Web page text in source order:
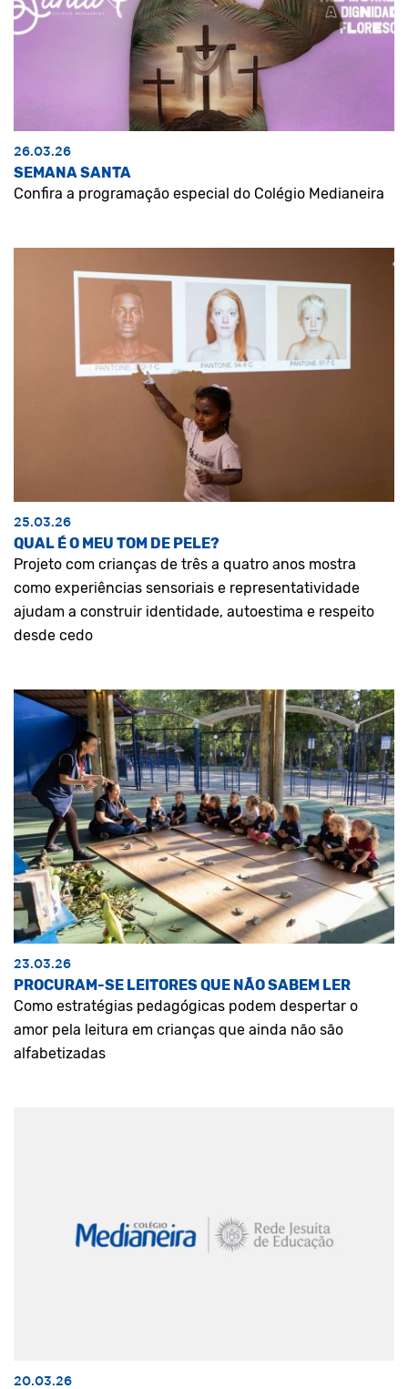
26.03.26
SEMANA SANTA
Confira a programação especial do Colégio Medianeira
25.03.26
QUAL É O MEU TOM DE PELE?
Projeto com crianças de três a quatro anos mostra
como experiências sensoriais e representatividade
ajudam a construir identidade, autoestima e respeito
desde cedo
23.03.26
PROCURAM-SE LEITORES QUE NÃO SABEM LER
Como estratégias pedagógicas podem despertar o
amor pela leitura em crianças que ainda não são
alfabetizadas
20.03.26